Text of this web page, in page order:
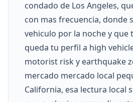
condado de Los Angeles,
con mas frecuencia, donde
vehiculo por la noche y que
queda tu perfil a high
motorist risk y earthquake
mercado mercado local
California, esa lectura local